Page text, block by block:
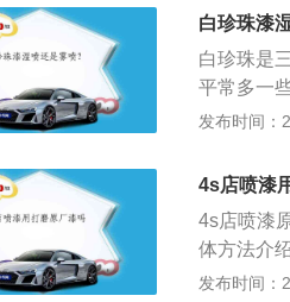
响色差的
用了不同
的遮盖程
控制喷涂
白珍珠漆
白珍珠是
平常多一
看。等第
遍，不要
粗，会不
少，或者
里特别的
发布时间：
4s店喷漆
4s店喷漆
体方法介
如出现手
发布时间：